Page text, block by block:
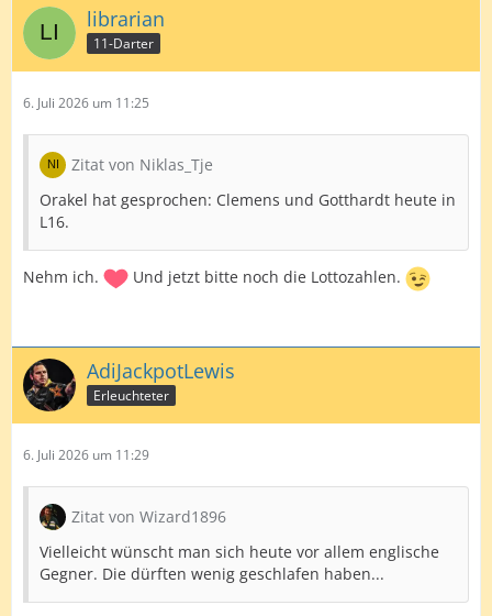
librarian
11-Darter
6. Juli 2026 um 11:25
Zitat von Niklas_Tje
Orakel hat gesprochen: Clemens und Gotthardt heute in
L16.
Nehm ich. Und jetzt bitte noch die Lottozahlen.
AdiJackpotLewis
Erleuchteter
6. Juli 2026 um 11:29
Zitat von Wizard1896
Vielleicht wünscht man sich heute vor allem englische
Gegner. Die dürften wenig geschlafen haben...